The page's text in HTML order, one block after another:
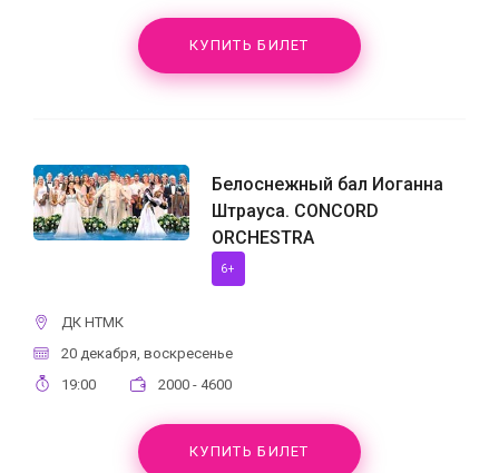
КУПИТЬ БИЛЕТ
Белоснежный бал Иоганна
Штрауса. CONCORD
ORCHESTRA
6+
ДК НТМК
20 декабря, воскресенье
19:00
2000 - 4600
КУПИТЬ БИЛЕТ